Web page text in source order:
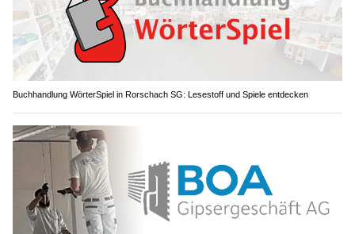
Buchhandlung WörterSpiel in Rorschach SG: Lesestoff und Spiele entdecken